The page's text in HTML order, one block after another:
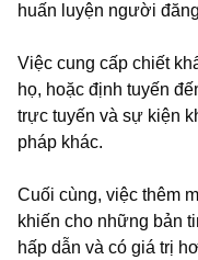
huấn luyện người
Việc cung cấp chiết
họ, hoặc định tuyến
trực tuyến và sự kiện
pháp khác.
Cuối cùng, việc thêm
khiến cho những bản
hấp dẫn và có giá trị